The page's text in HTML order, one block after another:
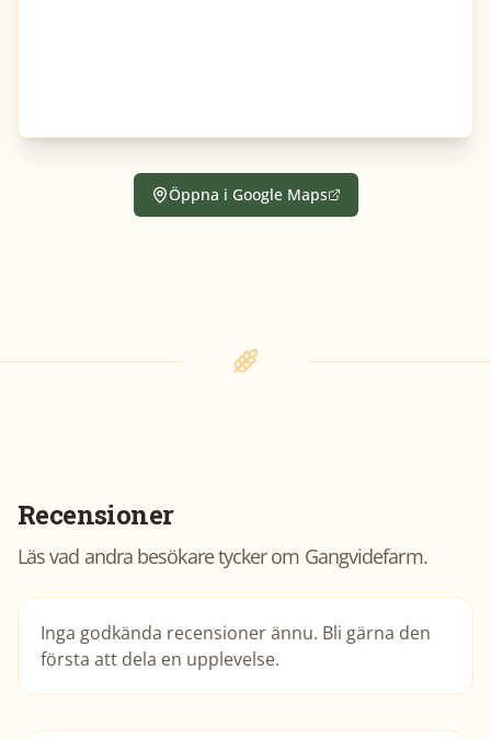
Öppna i Google Maps
Recensioner
Läs vad andra besökare tycker om Gangvidefarm.
Inga godkända recensioner ännu. Bli gärna den
första att dela en upplevelse.